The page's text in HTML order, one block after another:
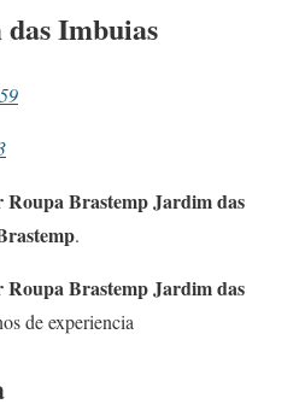
Imbuias
Brastemp Jardim das
.
Brastemp Jardim das
de experiencia